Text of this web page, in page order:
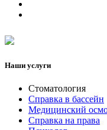
Наши услуги
Стоматология
Справка в бассейн
Медицинский
Справка на права